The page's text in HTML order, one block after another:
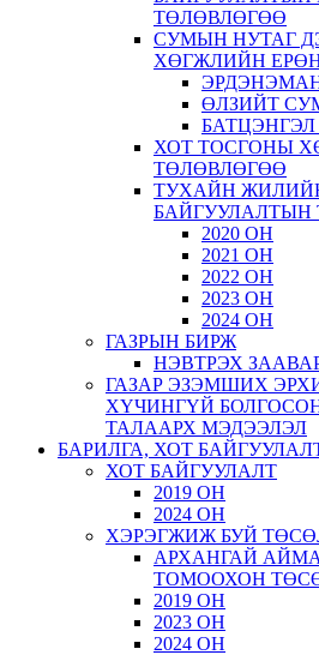
ТӨЛӨВЛӨГӨӨ
СУМЫН НУТАГ
ХӨГЖЛИЙН
ӨЛЗИЙТ
ХОТ ТОСГОНЫ
ТӨЛӨВЛӨГӨӨ
ТУХАЙН
БАЙГУУЛАЛТЫН
2020 ОН
2021 ОН
2022 ОН
2023 ОН
2024 ОН
ГАЗРЫН БИРЖ
НЭВТРЭХ
ГАЗАР ЭЗЭМШИХ
ХҮЧИНГҮЙ
ТАЛААРХ МЭДЭЭЛЭЛ
БАРИЛГА, ХОТ
ХОТ БАЙГУУЛАЛТ
2019 ОН
2024 ОН
ХЭРЭГЖИЖ БУЙ
АРХАНГАЙ
ТОМООХОН
2019 ОН
2023 ОН
2024 ОН